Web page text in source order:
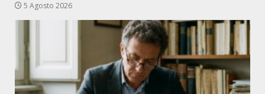
5 Agosto 2026